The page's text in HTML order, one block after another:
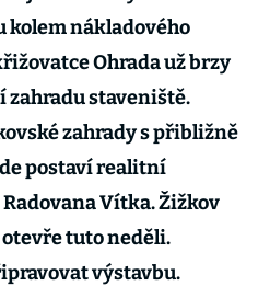
kolem nákladového
Ohrada už brzy
staveniště.
zahrady s přibližně
postaví realitní
Vítka. Žižkov
tuto neděli.
výstavbu.